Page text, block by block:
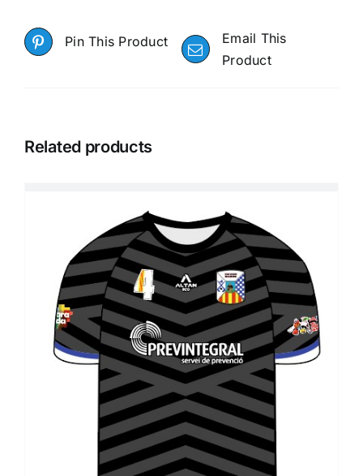
Pin This Product
Email This
Product
Related products